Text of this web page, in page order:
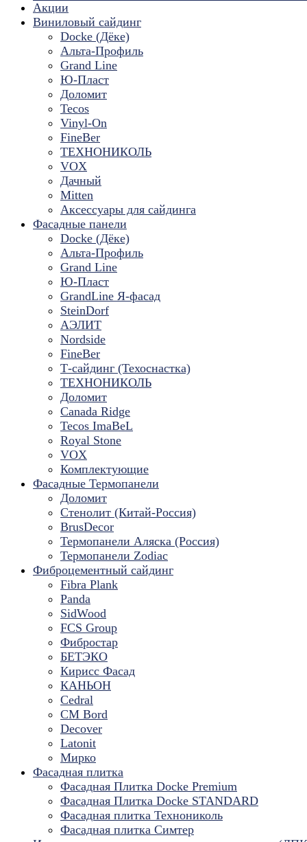
Акции
Виниловый сайдинг
Docke (Дёке)
Альта-Профиль
Grand Line
Ю-Пласт
Доломит
Tecos
Vinyl-On
FineBer
ТЕХНОНИКОЛЬ
VOX
Дачный
Mitten
Аксессуары для сайдинга
Фасадные панели
Docke (Дёке)
Альта-Профиль
Grand Line
Ю-Пласт
GrandLine Я-фасад
SteinDorf
АЭЛИТ
Nordside
FineBer
Т-сайдинг (Техоснастка)
ТЕХНОНИКОЛЬ
Доломит
Canada Ridge
Tecos ImaBeL
Royal Stone
VOX
Комплектующие
Фасадные Термопанели
Доломит
Стенолит (Китай-Россия)
BrusDecor
Термопанели Аляска (Россия)
Термопанели Zodiac
Фиброцементный сайдинг
Fibra Plank
Panda
SidWood
FCS Group
Фибростар
БЕТЭКО
Кирисс Фасад
КАНЬОН
Cedral
CM Bord
Decover
Latonit
Мирко
Фасадная плитка
Фасадная Плитка Docke Premium
Фасадная Плитка Docke STANDARD
Фасадная плитка Технониколь
Фасадная плитка Симтер